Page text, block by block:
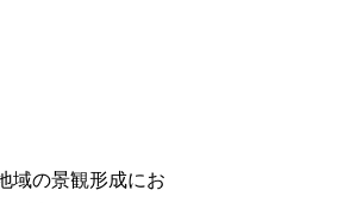
域の景観形成にお